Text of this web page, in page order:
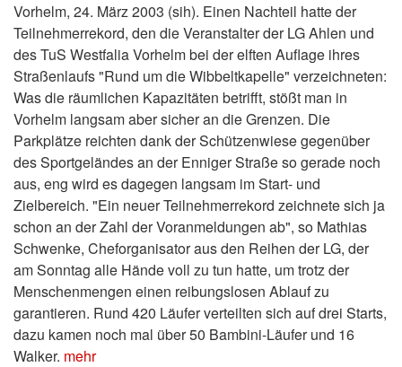
Vorhelm, 24. März 2003 (sih). Einen Nachteil hatte der
Teilnehmerrekord, den die Veranstalter der LG Ahlen und
des TuS Westfalia Vorhelm bei der elften Auflage ihres
Straßenlaufs "Rund um die Wibbeltkapelle" verzeichneten:
Was die räumlichen Kapazitäten betrifft, stößt man in
Vorhelm langsam aber sicher an die Grenzen. Die
Parkplätze reichten dank der Schützenwiese gegenüber
des Sportgeländes an der Enniger Straße so gerade noch
aus, eng wird es dagegen langsam im Start- und
Zielbereich. "Ein neuer Teilnehmerrekord zeichnete sich ja
schon an der Zahl der Voranmeldungen ab", so Mathias
Schwenke, Cheforganisator aus den Reihen der LG, der
am Sonntag alle Hände voll zu tun hatte, um trotz der
Menschenmengen einen reibungslosen Ablauf zu
garantieren. Rund 420 Läufer verteilten sich auf drei Starts,
dazu kamen noch mal über 50 Bambini-Läufer und 16
Walker. mehr